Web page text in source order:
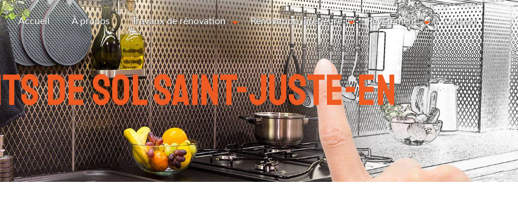
Accueil À propos Travaux de rénovation Rénovation intérieure Revêtement Contact
de sol Saint-juste-en